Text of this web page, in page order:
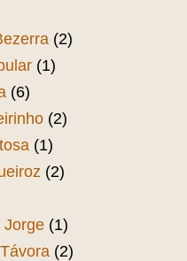
(2)
(1)
(6)
(2)
(1)
(2)
Jorge (1)
(2)